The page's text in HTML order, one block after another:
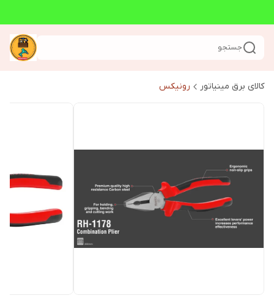
جستجو
کالای برق مینیاتور رونیکس